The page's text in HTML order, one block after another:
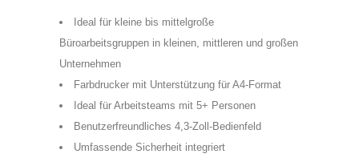
Ideal für kleine bis mittelgroße
Büroarbeitsgruppen in kleinen, mittleren und großen
Unternehmen
Farbdrucker mit Unterstützung für A4-Format
Ideal für Arbeitsteams mit 5+ Personen
Benutzerfreundliches 4,3-Zoll-Bedienfeld
Umfassende Sicherheit integriert